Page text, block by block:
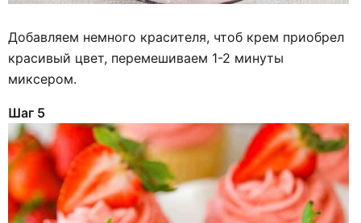
Добавляем немного красителя, чтоб крем приобрел
красивый цвет, перемешиваем 1-2 минуты
миксером.
Шаг 5